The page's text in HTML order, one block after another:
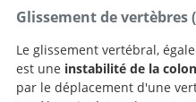
Glissement de vertèbres
Le glissement vertébral,
est une instabilité de la
par le déplacement d'une